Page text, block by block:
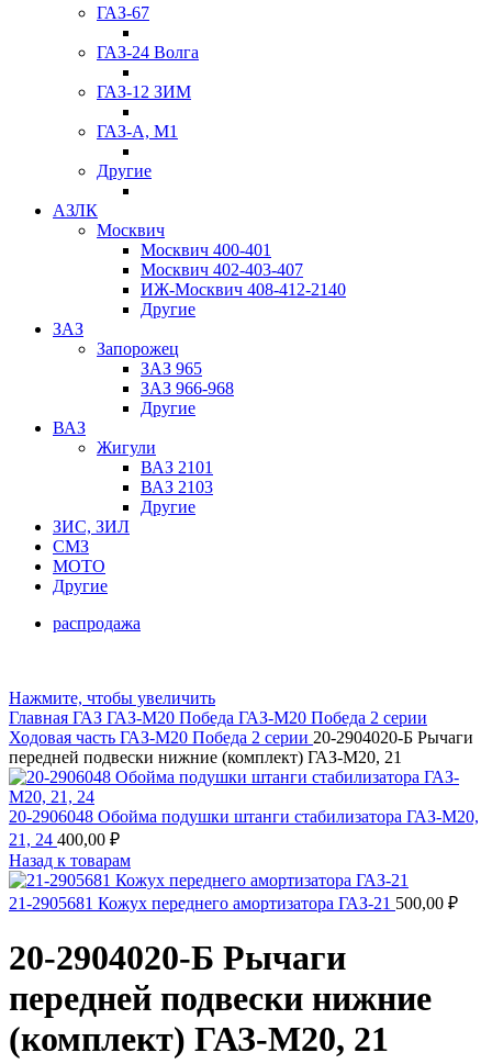
ГАЗ-67
ГАЗ-24 Волга
ГАЗ-12 ЗИМ
ГАЗ-А, М1
Другие
АЗЛК
Москвич
Москвич 400-401
Москвич 402-403-407
ИЖ-Москвич 408-412-2140
Другие
ЗАЗ
Запорожец
ЗАЗ 965
ЗАЗ 966-968
Другие
ВАЗ
Жигули
ВАЗ 2101
ВАЗ 2103
Другие
ЗИС, ЗИЛ
СМЗ
МОТО
Другие
распродажа
Нажмите, чтобы увеличить
Главная ГАЗ ГАЗ-М20 Победа ГАЗ-М20 Победа 2 серии
Ходовая часть ГАЗ-М20 Победа 2 серии 20-2904020-Б Рычаги
передней подвески нижние (комплект) ГАЗ-М20, 21
20-2906048 Обойма подушки штанги стабилизатора ГАЗ-М20,
21, 24 400,00 ₽
Назад к товарам
21-2905681 Кожух переднего амортизатора ГАЗ-21 500,00 ₽
20-2904020-Б Рычаги
передней подвески нижние
(комплект) ГАЗ-М20, 21